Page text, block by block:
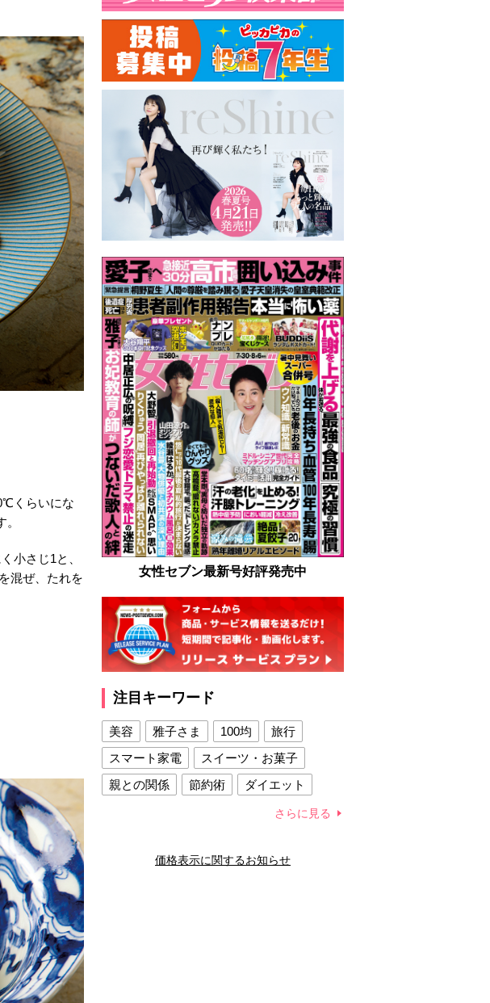
くらいにな
小さじ1と、
混ぜ、たれを
女性セブン最新号好評発売中
注目キーワード
美容 雅子さま 100均
旅行
スマート家電
スイーツ・お菓子
親との関係
節約術
ダイエット
夫との関係
新津春子 どか食い
さらに見る
価格表示に関するお知らせ